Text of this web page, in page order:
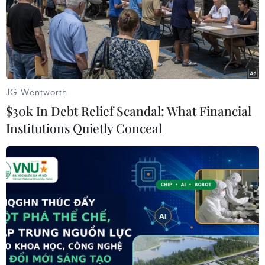
Thắng năm hạng mục quan
trọng nhất, “Anora” đại thắng tại Oscar 2025
TIN LIÊN QUAN
JG Wentworth
$30k In Debt Relief Scandal: What Financial
Institutions Quietly Conceal